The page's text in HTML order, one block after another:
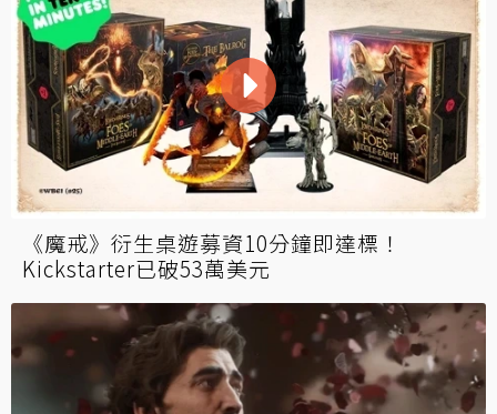
《魔戒》衍生桌遊募資10分鐘即達標！
Kickstarter已破53萬美元